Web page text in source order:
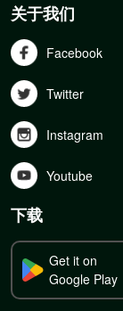
关于我们
Facebook
Twitter
Instagram
Youtube
下载
Get it on
Google Play